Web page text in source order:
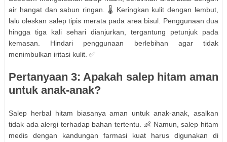
air hangat dan sabun ringan. 🌡️ Keringkan kulit dengan lembut,
lalu oleskan salep tipis merata pada area bisul. Penggunaan dua
hingga tiga kali sehari dianjurkan, tergantung petunjuk pada
kemasan. Hindari penggunaan berlebihan agar tidak
menimbulkan iritasi kulit. ✅
Pertanyaan 3: Apakah salep hitam aman
untuk anak-anak?
Salep herbal hitam biasanya aman untuk anak-anak, asalkan
tidak ada alergi terhadap bahan tertentu. 👶 Namun, salep hitam
medis dengan kandungan farmasi kuat harus digunakan di